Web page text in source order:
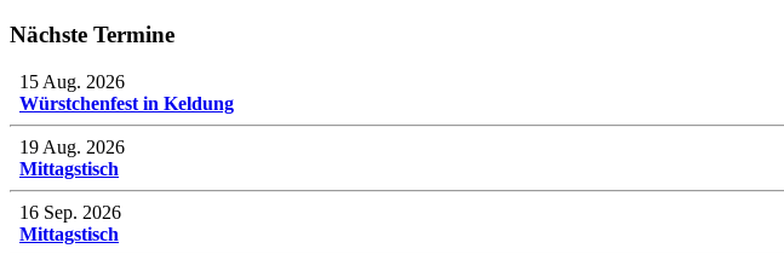
Nächste Termine
15 Aug. 2026
Würstchenfest in Keldung
19 Aug. 2026
Mittagstisch
16 Sep. 2026
Mittagstisch